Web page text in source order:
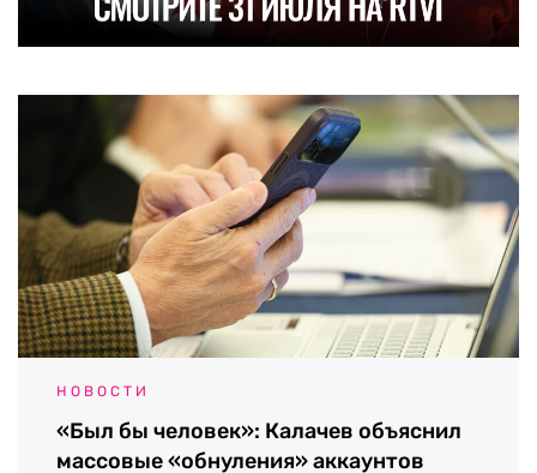
НОВОСТИ
«Был бы человек»: Калачев объяснил
массовые «обнуления» аккаунтов